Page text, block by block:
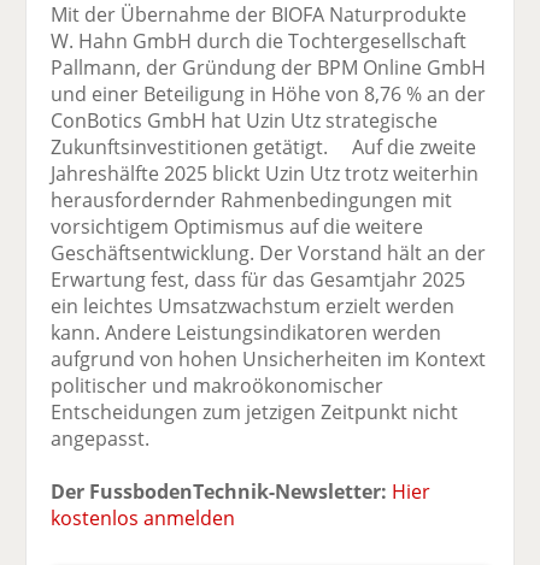
Mit der Übernahme der BIOFA Naturprodukte
W. Hahn GmbH durch die Tochtergesellschaft
Pallmann, der Gründung der BPM Online GmbH
und einer Beteiligung in Höhe von 8,76 % an der
ConBotics GmbH hat Uzin Utz strategische
Zukunftsinvestitionen getätigt. Auf die zweite
Jahreshälfte 2025 blickt Uzin Utz trotz weiterhin
herausfordernder Rahmenbedingungen mit
vorsichtigem Optimismus auf die weitere
Geschäftsentwicklung. Der Vorstand hält an der
Erwartung fest, dass für das Gesamtjahr 2025
ein leichtes Umsatzwachstum erzielt werden
kann. Andere Leistungsindikatoren werden
aufgrund von hohen Unsicherheiten im Kontext
politischer und makroökonomischer
Entscheidungen zum jetzigen Zeitpunkt nicht
angepasst.
Der FussbodenTechnik-Newsletter: Hier
kostenlos anmelden